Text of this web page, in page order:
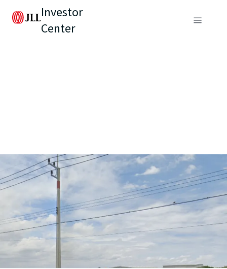
Investor
Center